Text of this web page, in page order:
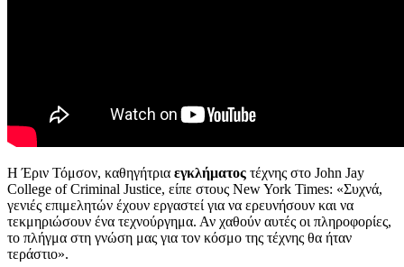
Η Έριν Τόμσον, καθηγήτρια εγκλήματος τέχνης στο John Jay
College of Criminal Justice, είπε στους New York Times: «Συχνά,
γενιές επιμελητών έχουν εργαστεί για να ερευνήσουν και να
τεκμηριώσουν ένα τεχνούργημα. Αν χαθούν αυτές οι πληροφορίες,
το πλήγμα στη γνώση μας για τον κόσμο της τέχνης θα ήταν
τεράστιο».